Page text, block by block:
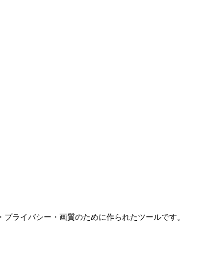
ライバシー・画質のために作られたツールです。